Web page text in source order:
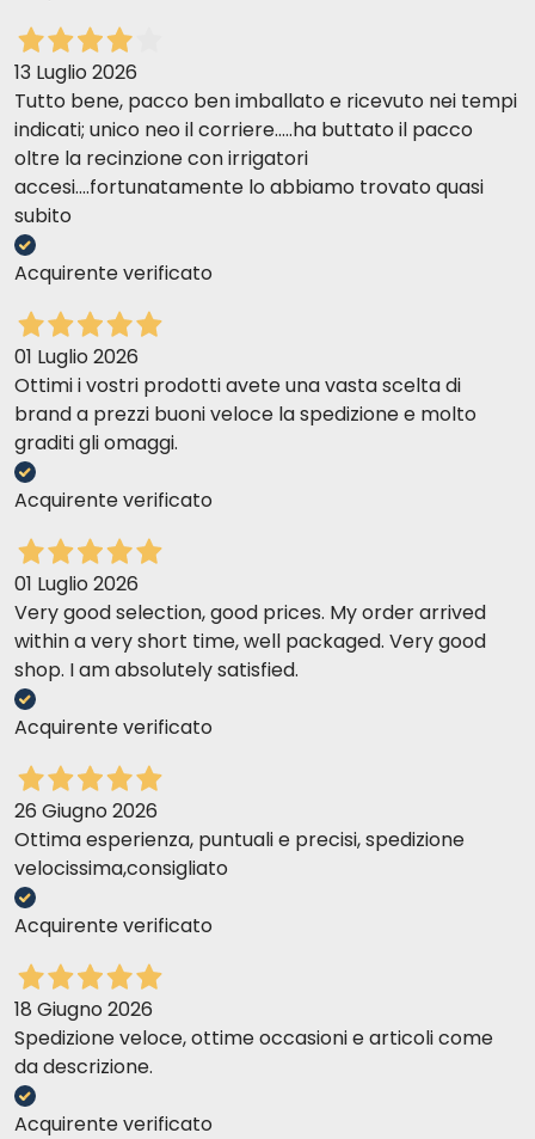
13 Luglio 2026
Tutto bene, pacco ben imballato e ricevuto nei tempi
indicati; unico neo il corriere.....ha buttato il pacco
oltre la recinzione con irrigatori
accesi....fortunatamente lo abbiamo trovato quasi
subito
Acquirente verificato
01 Luglio 2026
Ottimi i vostri prodotti avete una vasta scelta di
brand a prezzi buoni veloce la spedizione e molto
graditi gli omaggi.
Acquirente verificato
01 Luglio 2026
Very good selection, good prices. My order arrived
within a very short time, well packaged. Very good
shop. I am absolutely satisfied.
Acquirente verificato
26 Giugno 2026
Ottima esperienza, puntuali e precisi, spedizione
velocissima,consigliato
Acquirente verificato
18 Giugno 2026
Spedizione veloce, ottime occasioni e articoli come
da descrizione.
Acquirente verificato